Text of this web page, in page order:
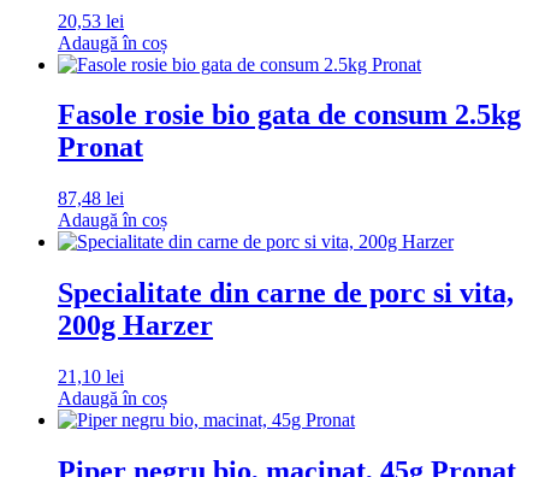
20,53 lei
Adaugă în coș
Fasole rosie bio gata de consum 2.5kg
Pronat
87,48 lei
Adaugă în coș
Specialitate din carne de porc si vita,
200g Harzer
21,10 lei
Adaugă în coș